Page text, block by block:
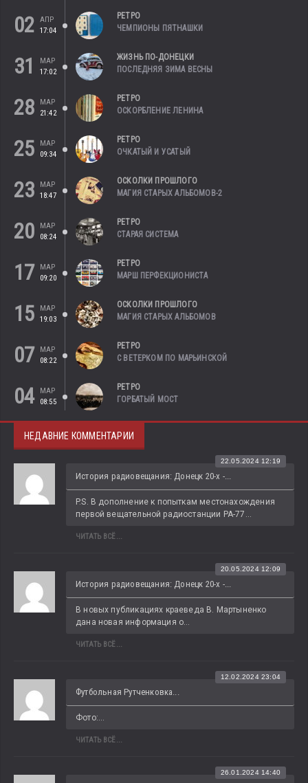
02
АПР
17:04
РЕТРО
ЧЕМПИОНЫ ПЯТНАШКИ
31
МАР
17:02
ЖИЗНЬ ПО-ДОНЕЦКИ
ПОСЛЕДНЯЯ ЗИМА ВЕСНЫ
28
МАР
21:42
РЕТРО
ОСКОРБЛЕНИЕ ЛЕНИНА
25
МАР
09:34
РЕТРО
ОЧКАТЫЙ И УСАТЫЙ
23
МАР
18:47
ОСКОЛКИ ПРОШЛОГО
МАГИЯ СТАРЫХ АЛЬБОМОВ-2
20
МАР
08:24
РЕТРО
СТАРАЯ СИСТЕМА
17
МАР
09:20
РЕТРО
МАРШ ПЕРФЕКЦИОНИСТА
15
МАР
19:03
ОСКОЛКИ ПРОШЛОГО
МАГИЯ СТАРЫХ АЛЬБОМОВ
07
МАР
08:22
РЕТРО
С ВЕТЕРКОМ ПО МАРЬИНСКОЙ
04
МАР
08:55
РЕТРО
ГОРБАТЫЙ МОСТ
НЕДАВНИЕ КОММЕНТАРИИ
История радиовещания: Донецк 20-х -...
22.05.2024 12:19
P.S. В дополнение к попыткам местонахождения
первой вещательной радиостанции РА-77...
ЧИТАТЬ ВСЁ...
История радиовещания: Донецк 20-х -...
20.05.2024 12:09
В новых публикациях краеведа В. Мартыненко
дана новая информация о...
ЧИТАТЬ ВСЁ...
Футбольная Рутченковка...
12.02.2024 23:04
Фото:...
ЧИТАТЬ ВСЁ...
26.01.2024 14:40